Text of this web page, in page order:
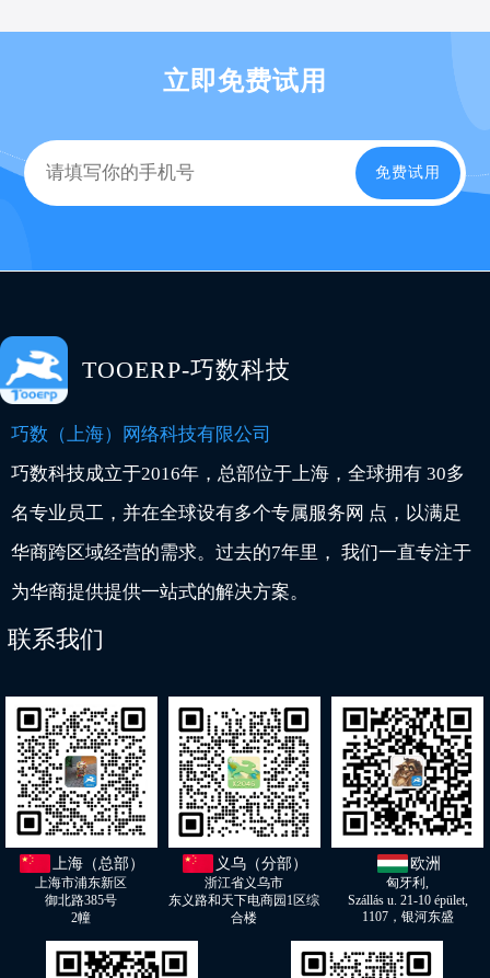
立即免费试用
免费试用
TOOERP-巧数科技
巧数（上海）网络科技有限公司
巧数科技成立于2016年，总部位于上海，全球拥有 30多
名专业员工，并在全球设有多个专属服务网 点，以满足
华商跨区域经营的需求。过去的7年里， 我们一直专注于
为华商提供提供一站式的解决方案。
联系我们
上海（总部）
上海市浦东新区
御北路385号
2幢
义乌（分部）
浙江省义乌市
东义路和天下电商园1区综
合楼
欧洲
匈牙利,
Szállás u. 21-10 épület,
1107，银河东盛